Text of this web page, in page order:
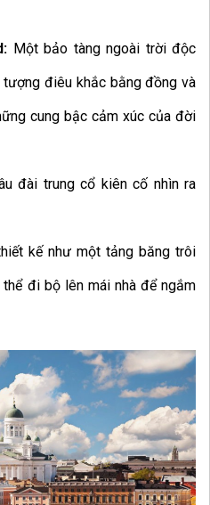
Một bảo tàng ngoài trời độc
điêu khắc bằng đồng và
cung bậc cảm xúc của đời
đài trung cổ kiên cố nhìn ra
kế như một tảng băng trôi
đi bộ lên mái nhà để ngắm